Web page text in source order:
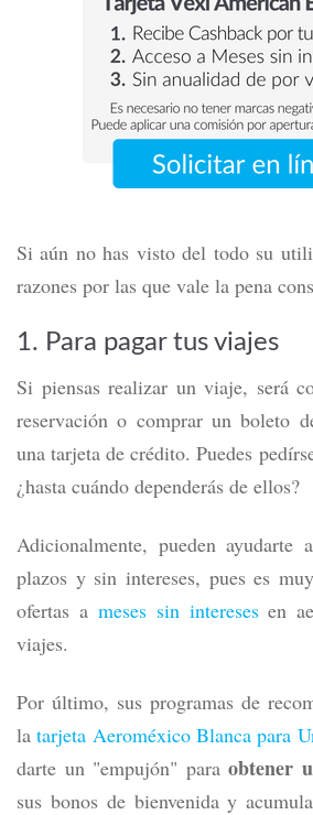
Si aún no has visto del todo su
razones por las que vale la pena
1. Para pagar tus viajes
Si piensas realizar un viaje, será
reservación o comprar un boleto
una tarjeta de crédito. Puedes
¿hasta cuándo dependerás de ellos?
Adicionalmente, pueden ayudarte
plazos y sin intereses, pues es
ofertas a meses sin interesesen
viajes.
Por último, sus programas de
latarjeta Aeroméxico Blanca para
darte un "empujón" para obtener
sus bonos de bienvenida y